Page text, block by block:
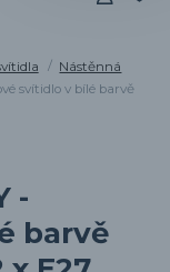
Nástěnná
svítidlo v bílé barvě
-
barvě